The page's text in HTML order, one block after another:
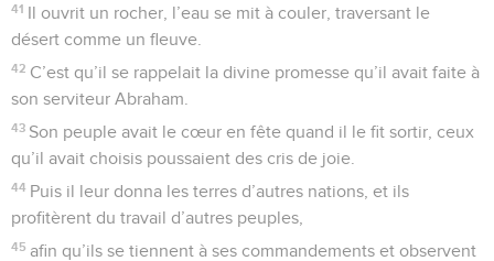
41 Il ouvrit un rocher, l’eau se mit à couler, traversant le
désert comme un fleuve.
42 C’est qu’il se rappelait la divine promesse qu’il avait faite à
son serviteur Abraham.
43 Son peuple avait le cœur en fête quand il le fit sortir, ceux
qu’il avait choisis poussaient des cris de joie.
44 Puis il leur donna les terres d’autres nations, et ils
profitèrent du travail d’autres peuples,
45 afin qu’ils se tiennent à ses commandements et observent